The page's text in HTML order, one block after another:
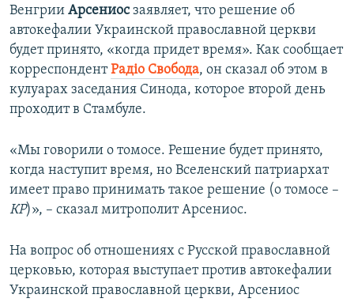
Венгрии Арсениосзаявляет, что решение об
автокефалии Украинской православной церкви
будет принято, «когда придет время». Как сообщает
корреспондентРадіо Свобода, он сказал об этом в
кулуарах заседания Синода, которое второй день
проходит в Стамбуле.
«Мы говорили о томосе. Решение будет принято,
когда наступит время, но Вселенский патриархат
имеет право принимать такое решение (о томосе –
КР)», – сказал митрополит Арсениос.
На вопрос об отношениях с Русской православной
церковью, которая выступает против автокефалии
Украинской православной церкви, Арсениос